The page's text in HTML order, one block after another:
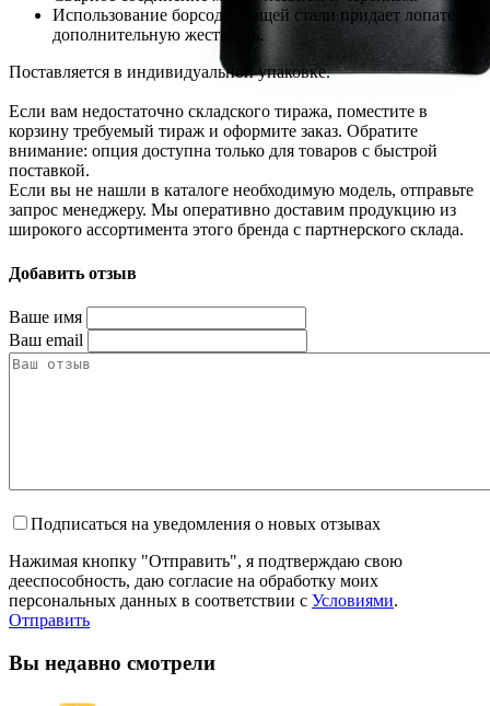
Использование борсодержащей стали придает лопате
дополнительную жесткость.
Поставляется в индивидуальной упаковке.
Если вам недостаточно складского тиража, поместите в
корзину требуемый тираж и оформите заказ. Обратите
внимание: опция доступна только для товаров с быстрой
поставкой.
Если вы не нашли в каталоге необходимую модель, отправьте
запрос менеджеру. Мы оперативно доставим продукцию из
широкого ассортимента этого бренда с партнерского склада.
Добавить отзыв
Ваше имя
Ваш email
Подписаться на уведомления о новых отзывах
Нажимая кнопку "Отправить", я подтверждаю свою
дееспособность, даю согласие на обработку моих
персональных данных в соответствии с Условиями.
Отправить
Вы недавно смотрели